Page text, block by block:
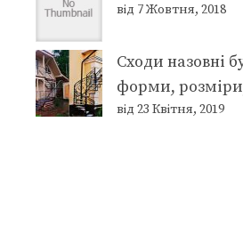
від 7 Жовтня, 2018
Сходи назовні
форми,
від 23 Квітня, 2019